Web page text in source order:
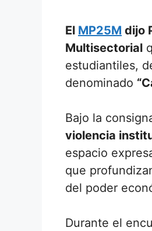
El MP25M dijo
Multisectorial
estudiantiles,
denominado
Bajo la
violencia
espacio
que
del poder
Durante el